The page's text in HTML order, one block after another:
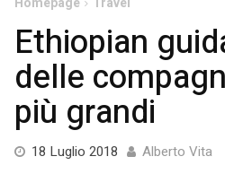
Ethiopian
delle
più grandi
18 Luglio 2018 18 Alberto Vita